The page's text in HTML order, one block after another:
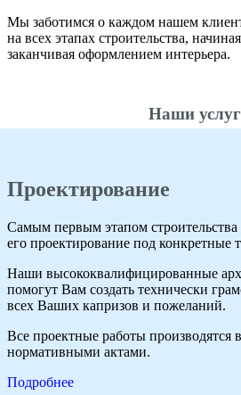
Мы заботимся о каждом нашем
на всех этапах строительства,
заканчивая оформлением интерьера.
Наши
Проектирование
Самым первым этапом строительства
его проектирование под конкретные
Наши высококвалифицированные
помогут Вам создать технически
всех Ваших капризов и пожеланий.
Все проектные работы производятся
нормативными актами.
Подробнее